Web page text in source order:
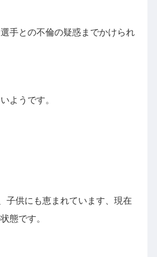
手との不倫の疑惑までかけられ
ようです。
子供にも恵まれています、現在
態です。